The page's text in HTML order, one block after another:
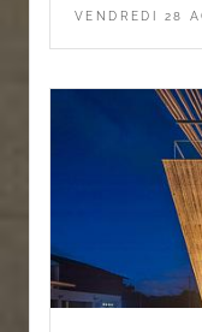
VENDREDI 28